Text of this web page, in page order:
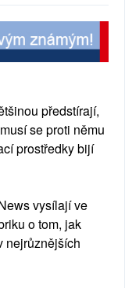
předstírají,
se proti němu
prostředky bijí
vysílají ve
o tom, jak
nejrůznějších